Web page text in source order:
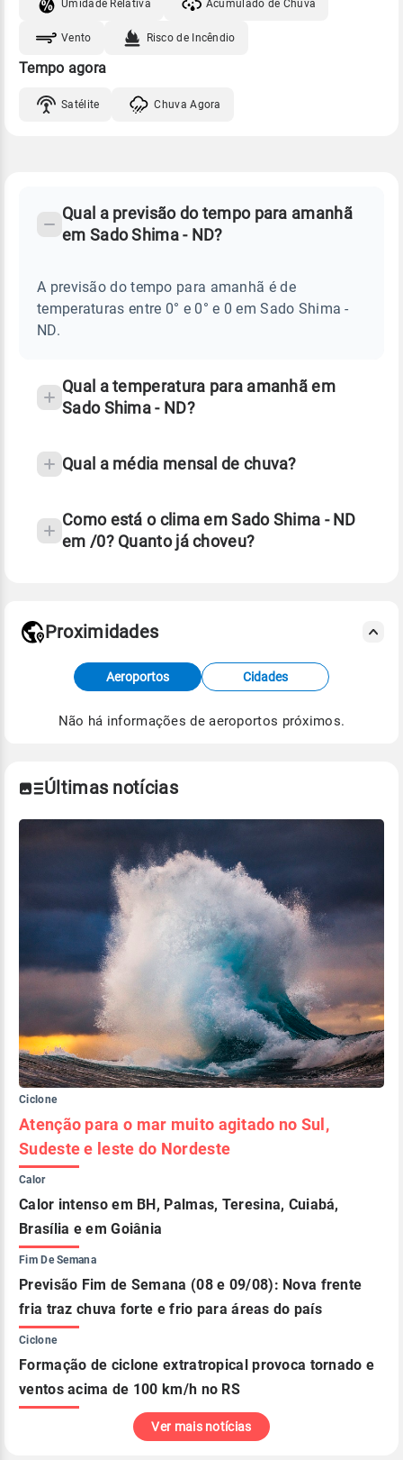
Umidade Relativa Acumulado de Chuva
Vento Risco de Incêndio
Tempo agora
Satélite Chuva Agora
SHIMA
Perguntas
sobre
chuva
Qual a previsão do tempo para amanhã
em Sado Shima - ND?
A previsão do tempo para amanhã é de
temperaturas entre 0° e 0° e 0 em Sado Shima -
ND.
Qual a temperatura para amanhã em
Sado Shima - ND?
Qual a média mensal de chuva?
Como está o clima em Sado Shima - ND
em /0? Quanto já choveu?
Fonte: dados combinados de estações
meteorológicas e satélite do Centro de Previsão
de Tempo e Estudos Climáticos (CPTEC).
Proximidades
Aeroportos Cidades
Não há informações de aeroportos próximos.
Últimas notícias
Ciclone
Atenção para o mar muito agitado no Sul,
Sudeste e leste do Nordeste
Calor
Calor intenso em BH, Palmas, Teresina, Cuiabá,
Brasília e em Goiânia
Fim De Semana
Previsão Fim de Semana (08 e 09/08): Nova frente
fria traz chuva forte e frio para áreas do país
Ciclone
Formação de ciclone extratropical provoca tornado e
ventos acima de 100 km/h no RS
Ver mais notícias